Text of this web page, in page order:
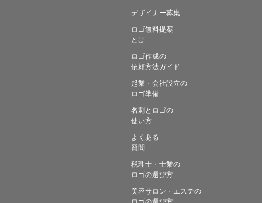
デザイナー募集
ロゴ無料提案
とは
ロゴ作成の
依頼方法ガイド
起業・会社設立の
ロゴ準備
名刺とロゴの
使い方
よくある
質問
税理士・士業の
ロゴの選び方
美容サロン・エステの
ロゴの選び方